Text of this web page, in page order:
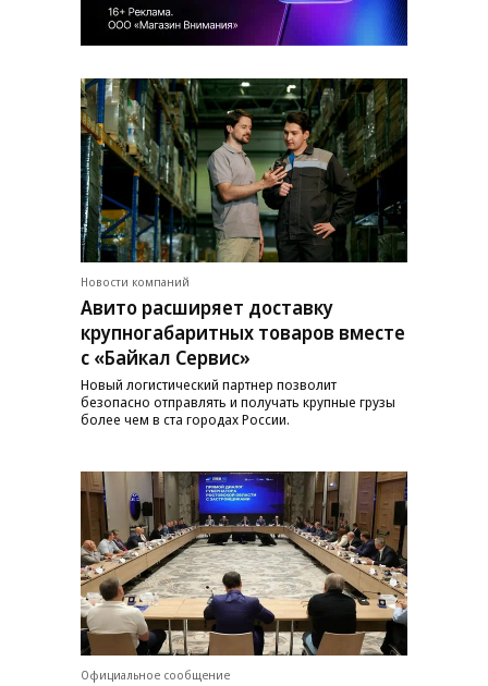
Новости компаний
Авито расширяет доставку
крупногабаритных товаров вместе
с «Байкал Сервис»
Новый логистический партнер позволит
безопасно отправлять и получать крупные грузы
более чем в ста городах России.
Официальное сообщение